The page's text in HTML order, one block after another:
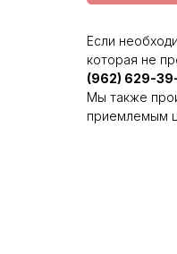
Если
которая не
(962) 629-
Мы также
приемлемым